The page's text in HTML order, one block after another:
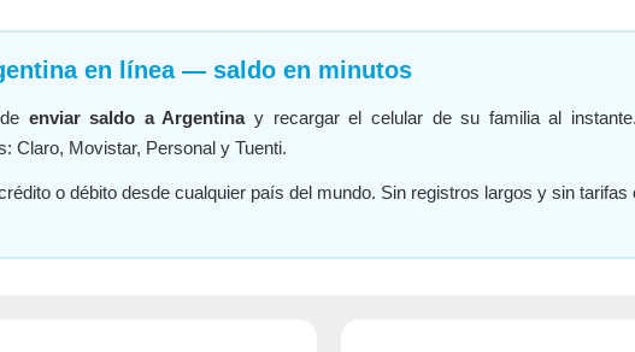
en línea — saldo en minutos
enviar saldo a Argentinay recargar el celular de su familia al
Claro, Movistar, Personal y Tuenti.
o débito desde cualquier país del mundo. Sin registros largos y sin